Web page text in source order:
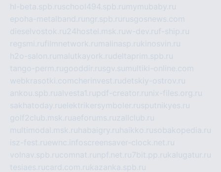
hl-beta.spb.ruschool494.spb.ru mymubaby.ru
epoha-metalband.ru ngr.spb.ru rusgosnews.com
dieselvostok.ru24hostel.msk.ruw-dev.ruf-ship.ru
regsmi.rufilmnetwork.ru malinasp.rukinosvin.ru
h2o-salon.ru malutkayork.rudeltaprim.spb.ru
tango-perm.rugooddir.rusgv.su multiki-online.com
webkrasotki.comcherinvest.rudetskiy-ostrov.ru
ankou.spb.rualvesta1.rupdf-creator.ru nix-files.org.ru
sakhatoday.ruelektrikersymboler.rusputnikyes.ru
golf2club.msk.ruaeforums.ruzallclub.ru
multimodal.msk.ru habaigry.ru haikko.rusobakopedia.ru
isz-fest.ruewnc.infoscreensaver-clock.net.ru
volnav.spb.rucomnat.ru npf.net.ru7bit.pp.rukalugatur.ru
tesiaes.rucard.com.rukazanka.spb.ru